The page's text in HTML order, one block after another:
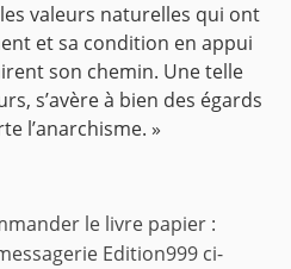
valeurs naturelles qui ont
et sa condition en appui
son chemin. Une telle
s’avère à bien des égards
l’anarchisme. »
le livre papier :
Edition999 ci-